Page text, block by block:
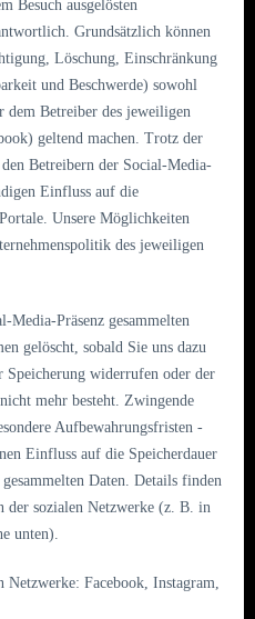
Besuch ausgelösten
Grundsätzlich können
Löschung, Einschränkung
und Beschwerde) sowohl
dem Betreiber des jeweiligen
geltend machen. Trotz der
Betreibern der Social-Media-
Einfluss auf die
Unsere Möglichkeiten
des jeweiligen
Präsenz gesammelten
gelöscht, sobald Sie uns dazu
widerrufen oder der
mehr besteht. Zwingende
Aufbewahrungsfristen -
Einfluss auf die Speicherdauer
Daten. Details finden
der sozialen Netzwerke (z. B. in
unten).
Facebook, Instagram,